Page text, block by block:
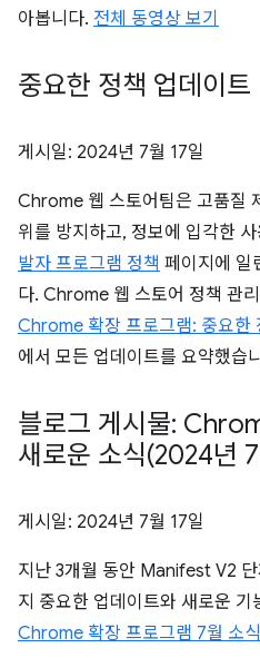
아봅니다. 전체 동영상 보기
중요한 정책 업데이트
게시일: 2024년 7월 17일
Chrome 웹 스토어팀은 고품질
위를 방지하고, 정보에 입각한
발자 프로그램 정책 페이지에 일
다. Chrome 웹 스토어 정책 관
Chrome 확장 프로그램: 중요한
에서 모든 업데이트를 요약했습
블로그 게시물:
새로운 소식(2024년
게시일: 2024년 7월 17일
지난 3개월 동안 Manifest V2
지 중요한 업데이트와 새로운 기
Chrome 확장 프로그램 7월 소식